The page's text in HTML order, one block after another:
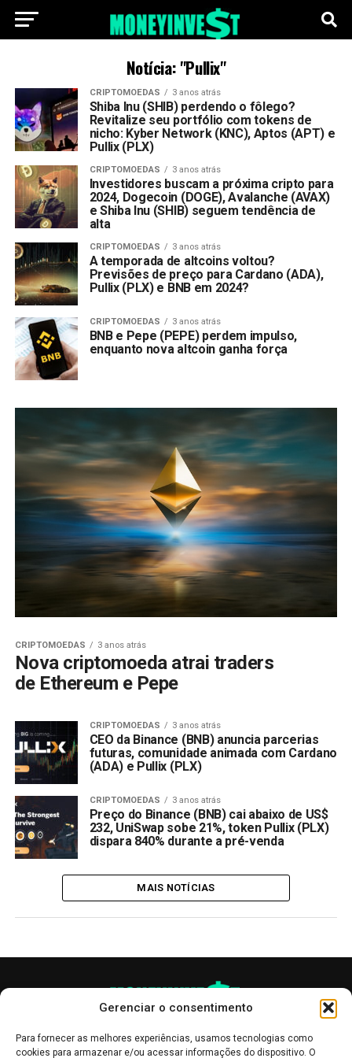
Gerenciar o consentimento
Para fornecer as melhores experiências, usamos tecnologias como
cookies para armazenar e/ou acessar informações do dispositivo. O
Notícia: "Pullix"
CRIPTOMOEDAS 3 anos atrás
Shiba Inu (SHIB) perdendo o fôlego?
Revitalize seu portfólio com tokens de
nicho: Kyber Network (KNC), Aptos (APT) e
Pullix (PLX)
CRIPTOMOEDAS 3 anos atrás
Investidores buscam a próxima cripto para
2024, Dogecoin (DOGE), Avalanche (AVAX)
e Shiba Inu (SHIB) seguem tendência de
alta
CRIPTOMOEDAS 3 anos atrás
A temporada de altcoins voltou?
Previsões de preço para Cardano (ADA),
Pullix (PLX) e BNB em 2024?
CRIPTOMOEDAS 3 anos atrás
BNB e Pepe (PEPE) perdem impulso,
enquanto nova altcoin ganha força
CRIPTOMOEDAS 3 anos atrás
Nova criptomoeda atrai traders
de Ethereum e Pepe
CRIPTOMOEDAS 3 anos atrás
CEO da Binance (BNB) anuncia parcerias
futuras, comunidade animada com Cardano
(ADA) e Pullix (PLX)
CRIPTOMOEDAS 3 anos atrás
Preço do Binance (BNB) cai abaixo de US$
232, UniSwap sobe 21%, token Pullix (PLX)
dispara 840% durante a pré-venda
MAIS NOTÍCIAS